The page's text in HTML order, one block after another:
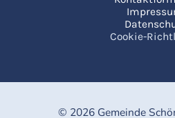
Cookie-
© 2026 Gemeinde